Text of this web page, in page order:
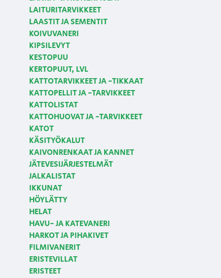
LAITURITARVIKKEET
LAASTIT JA SEMENTIT
KOIVUVANERI
KIPSILEVYT
KESTOPUU
KERTOPUUT, LVL
KATTOTARVIKKEET JA -TIKKAAT
KATTOPELLIT JA -TARVIKKEET
KATTOLISTAT
KATTOHUOVAT JA -TARVIKKEET
KATOT
KÄSITYÖKALUT
KAIVONRENKAAT JA KANNET
JÄTEVESIJÄRJESTELMÄT
JALKALISTAT
IKKUNAT
HÖYLÄTTY
HELAT
HAVU- JA KATEVANERI
HARKOT JA PIHAKIVET
FILMIVANERIT
ERISTEVILLAT
ERISTEET